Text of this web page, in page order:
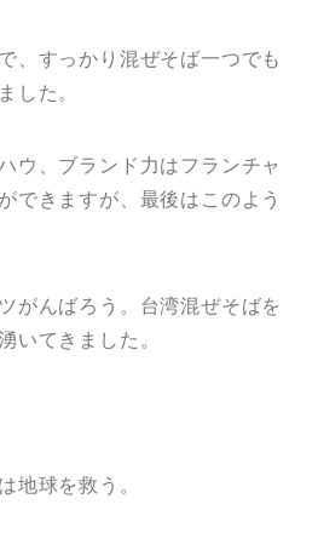
、すっかり混ぜそば一つでも
した。
ウ、ブランド力はフランチャ
できますが、最後はこのよう
がんばろう。台湾混ぜそばを
いてきました。
地球を救う。